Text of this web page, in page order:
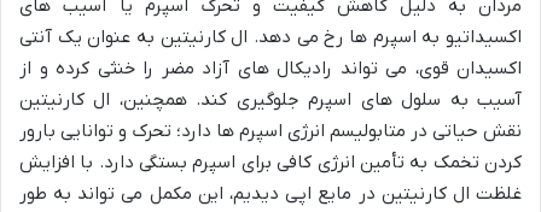
مردان به دلیل کاهش کیفیت و تحرک اسپرم یا آسیب های
اکسیداتیو به اسپرم ها رخ می دهد. ال کارنیتین به عنوان یک آنتی
اکسیدان قوی، می تواند رادیکال های آزاد مضر را خنثی کرده و از
آسیب به سلول های اسپرم جلوگیری کند. همچنین، ال کارنیتین
نقش حیاتی در متابولیسم انرژی اسپرم ها دارد؛ تحرک و توانایی بارور
کردن تخمک به تأمین انرژی کافی برای اسپرم بستگی دارد. با افزایش
غلظت ال کارنیتین در مایع اپی دیدیم، این مکمل می تواند به طور